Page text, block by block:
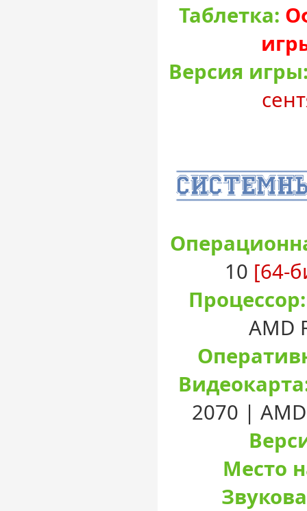
Таблетка:
Версия
10 [64-
Процессор:
AMD
2070 |
Место